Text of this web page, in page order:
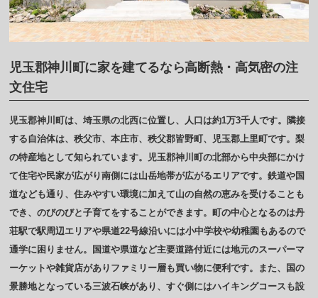
児玉郡神川町に家を建てるなら高断熱・高気密の注
文住宅
児玉郡神川町は、埼玉県の北西に位置し、人口は約1万3千人です。隣接
する自治体は、秩父市、本庄市、秩父郡皆野町、児玉郡上里町です。梨
の特産地として知られています。児玉郡神川町の北部から中央部にかけ
て住宅や民家が広がり南側には山岳地帯が広がるエリアです。鉄道や国
道なども通り、住みやすい環境に加えて山の自然の恵みを受けることも
でき、のびのびと子育てをすることができます。町の中心となるのは丹
荘駅で駅周辺エリアや県道22号線沿いには小中学校や幼稚園もあるので
通学に困りません。国道や県道など主要道路付近には地元のスーパーマ
ーケットや雑貨店がありファミリー層も買い物に便利です。また、国の
景勝地となっている三波石峡があり、すぐ側にはハイキングコースも設